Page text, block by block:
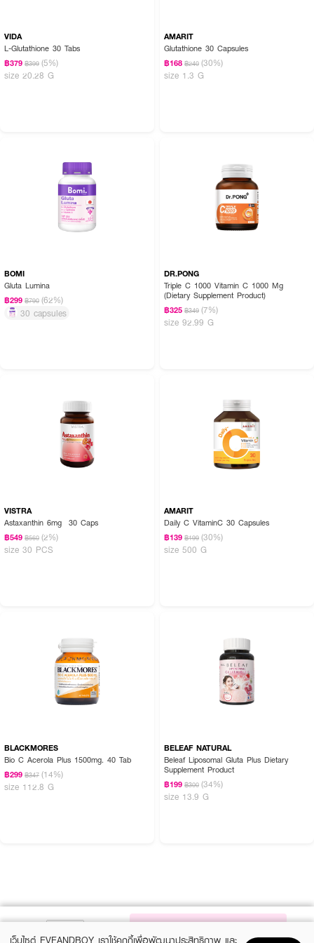
VIDA
L-Glutathione 30 Tabs
฿379 ฿399 (5%)
size 20.28 G
AMARIT
Glutathione 30 Capsules
฿168 ฿240 (30%)
size 1.3 G
BOMI
Gluta Lumina
฿299 ฿790 (62%)
30 capsules
DR.PONG
Triple C 1000 Vitamin C 1000 Mg
(Dietary Supplement Product)
฿325 ฿349 (7%)
size 92.99 G
VISTRA
Astaxanthin 6mg 30 Caps
฿549 ฿560 (2%)
size 30 PCS
AMARIT
Daily C VitaminC 30 Capsules
฿139 ฿199 (30%)
size 500 G
BLACKMORES
Bio C Acerola Plus 1500mg. 40 Tab
฿299 ฿347 (14%)
size 112.8 G
BELEAF NATURAL
Beleaf Liposomal Gluta Plus Dietary
Supplement Product
฿199 ฿300 (34%)
size 13.9 G
เว็บไซต์ EVEANDBOY เราใช้คุกกี้เพื่อพัฒนาประสิทธิภาพ และ